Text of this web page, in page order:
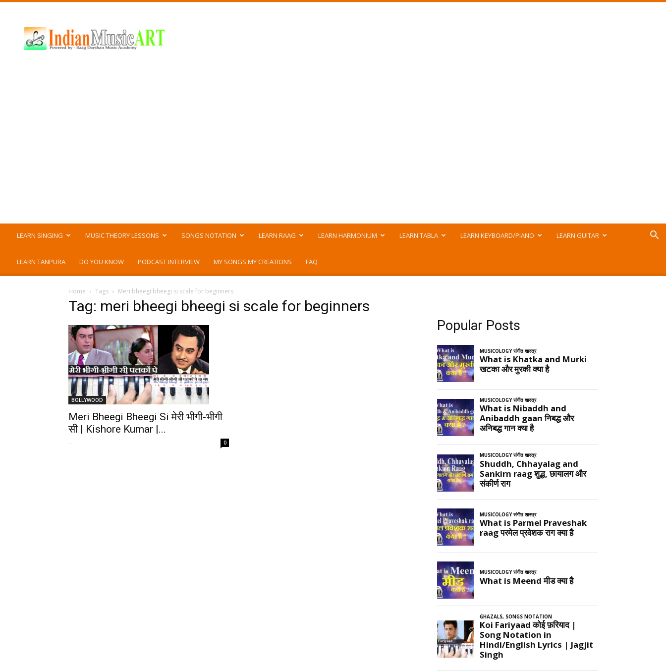
Music
ART
LEARN SINGING MUSIC THEORY LESSONS SONGS NOTATION LEARN RAAG LEARN HARMONIUM LEARN TABLA LEARN KEYBOARD/PIANO LEARN GUITAR
LEARN TANPURA DO YOU KNOW PODCAST INTERVIEW MY SONGS MY CREATIONS FAQ
Home Tags Meri bheegi bheegi si scale for beginners
Tag: meri bheegi bheegi si scale for beginners
BOLLYWOOD
Meri Bheegi Bheegi Si मेरी भीगी-भीगी
सी | Kishore Kumar |...
- 0
Popular Posts